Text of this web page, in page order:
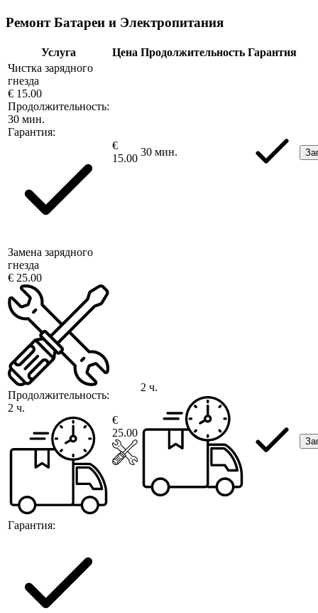
Ремонт Батареи и Электропитания
Услуга Цена Продолжительность Гарантия
Чистка зарядного
гнезда
€ 15.00
Продолжительность:
30 мин.
Гарантия:
€
15.00
30 мин.
Замена зарядного
гнезда
€ 25.00
Продолжительность:
2 ч.
Гарантия:
€
25.00
2 ч.